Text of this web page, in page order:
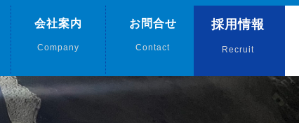
会社案内
Company
お問合せ
Contact
採用情報
Recruit